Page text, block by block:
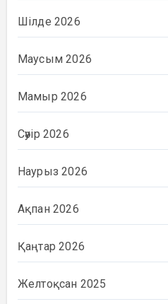
Шілде 2026
Маусым 2026
Мамыр 2026
Сәуір 2026
Наурыз 2026
Ақпан 2026
Қаңтар 2026
Желтоқсан 2025